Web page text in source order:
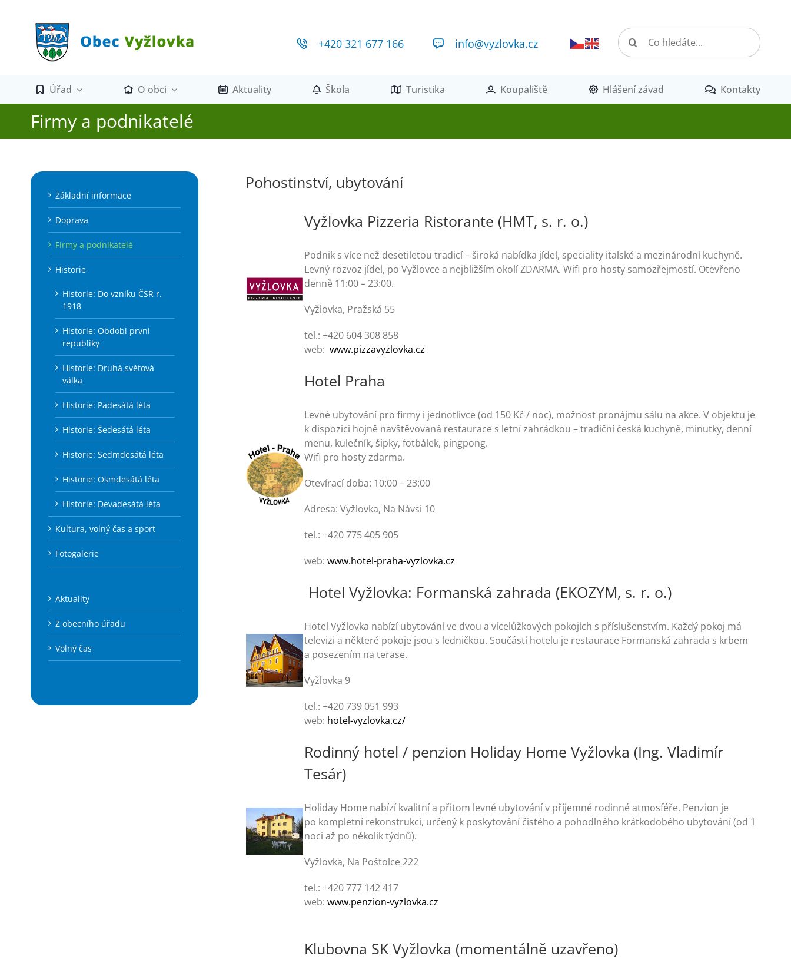
+420 321 677 166 info@vyzlovka.cz
Hledat:
Úřad O obci Aktuality Škola Turistika Koupaliště Hlášení závad Kontakty
Firmy a podnikatelé
Pohostinství, ubytování
Vyžlovka Pizzeria Ristorante (HMT, s. r. o.)
Podnik s více než desetiletou tradicí – široká nabídka jídel, speciality italské a mezinárodní kuchyně.
Levný rozvoz jídel, po Vyžlovce a nejbližším okolí ZDARMA. Wifi pro hosty samozřejmostí. Otevřeno
denně 11:00 – 23:00.
Vyžlovka, Pražská 55
tel.: +420 604 308 858
web:www.pizzavyzlovka.cz
Hotel Praha
Levné ubytování pro firmy i jednotlivce (od 150 Kč / noc), možnost pronájmu sálu na akce. V objektu je
k dispozici hojně navštěvovaná restaurace s letní zahrádkou – tradiční česká kuchyně, minutky, denní
menu, kulečník, šipky, fotbálek, pingpong.
Wifi pro hosty zdarma.
Otevírací doba: 10:00 – 23:00
Adresa: Vyžlovka, Na Návsi 10
tel.: +420 775 405 905
web:www.hotel-praha-vyzlovka.cz
Hotel Vyžlovka: Formanská zahrada (EKOZYM, s. r. o.)
Hotel Vyžlovka nabízí ubytování ve dvou a vícelůžkových pokojích s příslušenstvím. Každý pokoj má
televizi a některé pokoje jsou s ledničkou. Součástí hotelu je restaurace Formanská zahrada s krbem
a posezením na terase.
Vyžlovka 9
tel.: +420 739 051 993
web: hotel-vyzlovka.cz/
Rodinný hotel / penzion Holiday Home Vyžlovka (Ing. Vladimír
Tesár)
Holiday Home nabízí kvalitní a přitom levné ubytování v příjemné rodinné atmosféře. Penzion je
po kompletní rekonstrukci, určený k poskytování čistého a pohodlného krátkodobého ubytování (od 1
noci až po několik týdnů).
Vyžlovka, Na Poštolce 222
tel.: +420 777 142 417
web:www.penzion-vyzlovka.cz
Klubovna SK Vyžlovka (momentálně uzavřeno)
Základní informace
Doprava
Firmy a podnikatelé
Historie
Historie: Do vzniku ČSR r.
1918
Historie: Období první
republiky
Historie: Druhá světová
válka
Historie: Padesátá léta
Historie: Šedesátá léta
Historie: Sedmdesátá léta
Historie: Osmdesátá léta
Historie: Devadesátá léta
Kultura, volný čas a sport
Fotogalerie
Aktuality
Z obecního úřadu
Volný čas